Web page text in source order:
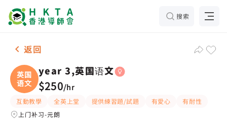
搜索
女-1名 year 3,英国语文，元朗 补习推介
返回
英国
语文
year 3,英国语文
$250/hr
互動教學 全英上堂 提供練習題/試題 有愛心
有耐性
上门补习-元朗